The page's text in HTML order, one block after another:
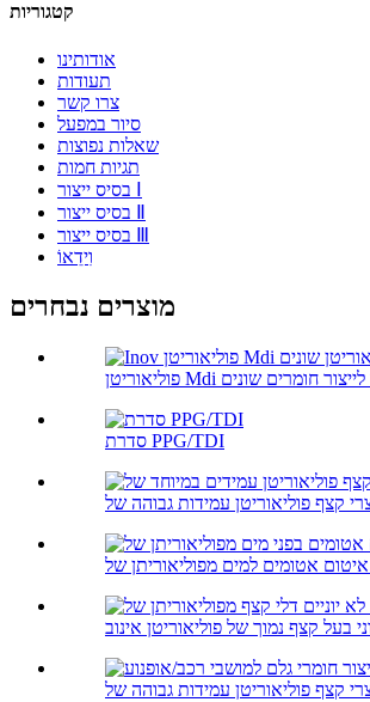
קטגוריות
אודותינו
תעודות
צרו קשר
סיור במפעל
שאלות נפוצות
תגיות חמות
וִידֵאוֹ
מוצרים נבחרים
סדרת PPG/TDI